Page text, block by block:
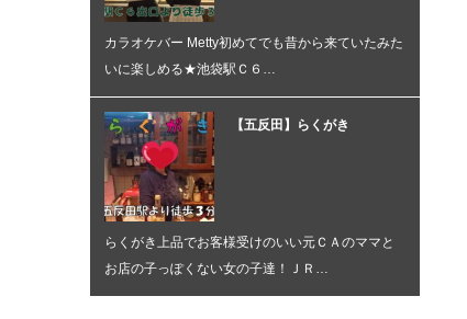
カラオケバー Metty初めてでも昔から来ていたみた
いに楽しめる★池袋駅Ｃ６…
【五反田】らくがき
らくがき上品でお客様受けのいい元ＣＡのママと
お店の子っぽくない女の子達！ＪＲ…